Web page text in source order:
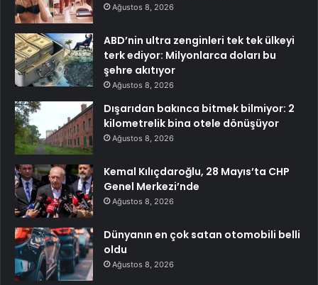
Ağustos 8, 2026
ABD’nin ultra zenginleri tek tek ülkeyi
terk ediyor: Milyonlarca doları bu
şehre akıtıyor
Ağustos 8, 2026
Dışarıdan bakınca bitmek bilmiyor: 2
kilometrelik bina otele dönüşüyor
Ağustos 8, 2026
Kemal Kılıçdaroğlu, 28 Mayıs’ta CHP
Genel Merkezi’nde
Ağustos 8, 2026
Dünyanın en çok satan otomobili belli
oldu
Ağustos 8, 2026